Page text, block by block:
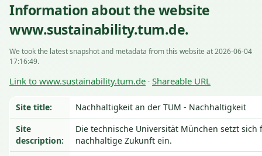
Information about the website
www.sustainability.tum.de.
We took the latest snapshot and metadata from this website at 2026-06-04
17:16:49.
Link to www.sustainability.tum.de · Shareable URL
Site title:
Nachhaltigkeit an der TUM - Nachhaltigkeit
Site
description:
Die technische Universität München setzt sich
nachhaltige Zukunft ein.